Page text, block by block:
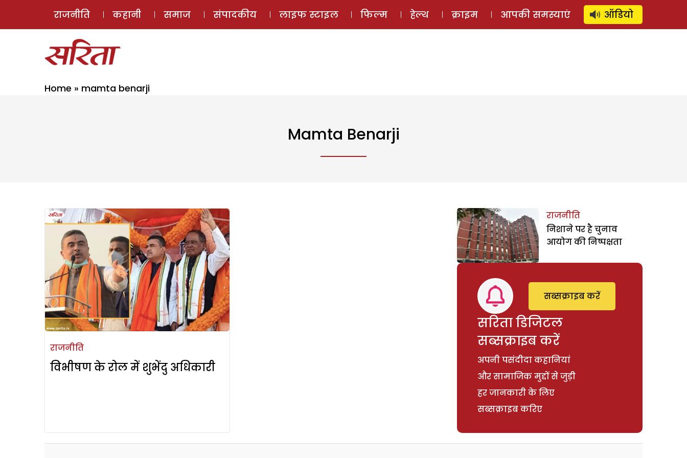
ई-मैगज़ीन ऑडियो स्टोरी लॉग इन ⚲ SUBSCRIBE
राजनीति कहानी समाज संपादकीय लाइफ स्टाइल फिल्म हेल्थ क्राइम आपकी समस्याएं ऑडियो
Home » mamta benarji
Mamta Benarji
राजनीति
विभीषण के रोल में शुभेंदु अधिकारी
राजनीति
निशाने पर है चुनाव
आयोग की निष्पक्षता
सरिता डिजिटल
सब्सक्राइब करें
अपनी पसंदीदा कहानियां
और सामाजिक मुद्दों से जुड़ी
हर जानकारी के लिए
सब्सक्राइब करिए
सब्सक्राइब करें